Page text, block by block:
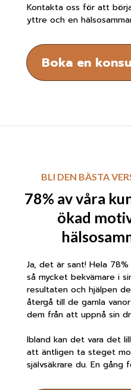
Kontakta oss för att
yttre och en
Boka en
BLI DEN BÄSTA
78% av våra
ökad
Ja, det är sant! Hela
så mycket bekvämare i
resultaten och hjälpen
återgå till de gamla
dem från att uppnå sin
Ibland kan det vara det
att äntligen ta steget
självsäkrare du. En gång